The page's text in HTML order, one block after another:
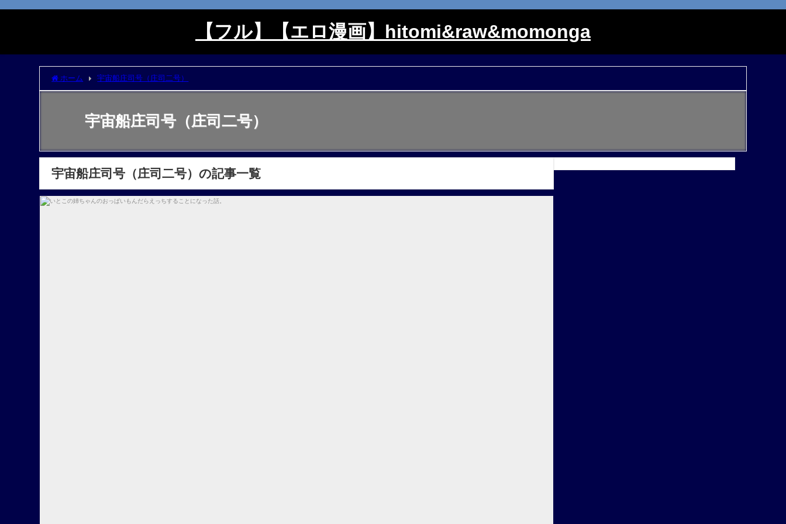
【フル】【エロ漫画】hitomi&raw&momonga
ホーム 宇宙船庄司号（庄司二号）
宇宙船庄司号（庄司二号）
宇宙船庄司号（庄司二号）の記事一覧